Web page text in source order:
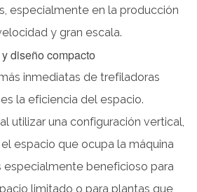
especialmente en la producción
y gran escala.
diseño compacto
inmediatas de trefiladoras
es la eficiencia del espacio.
utilizar una configuración vertical,
espacio que ocupa la máquina
especialmente beneficioso para
limitado o para plantas que